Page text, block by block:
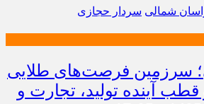
شمالی سردار حجازی
سرزمین فرصت‌های طلایی
آینده تولید، تجارت و